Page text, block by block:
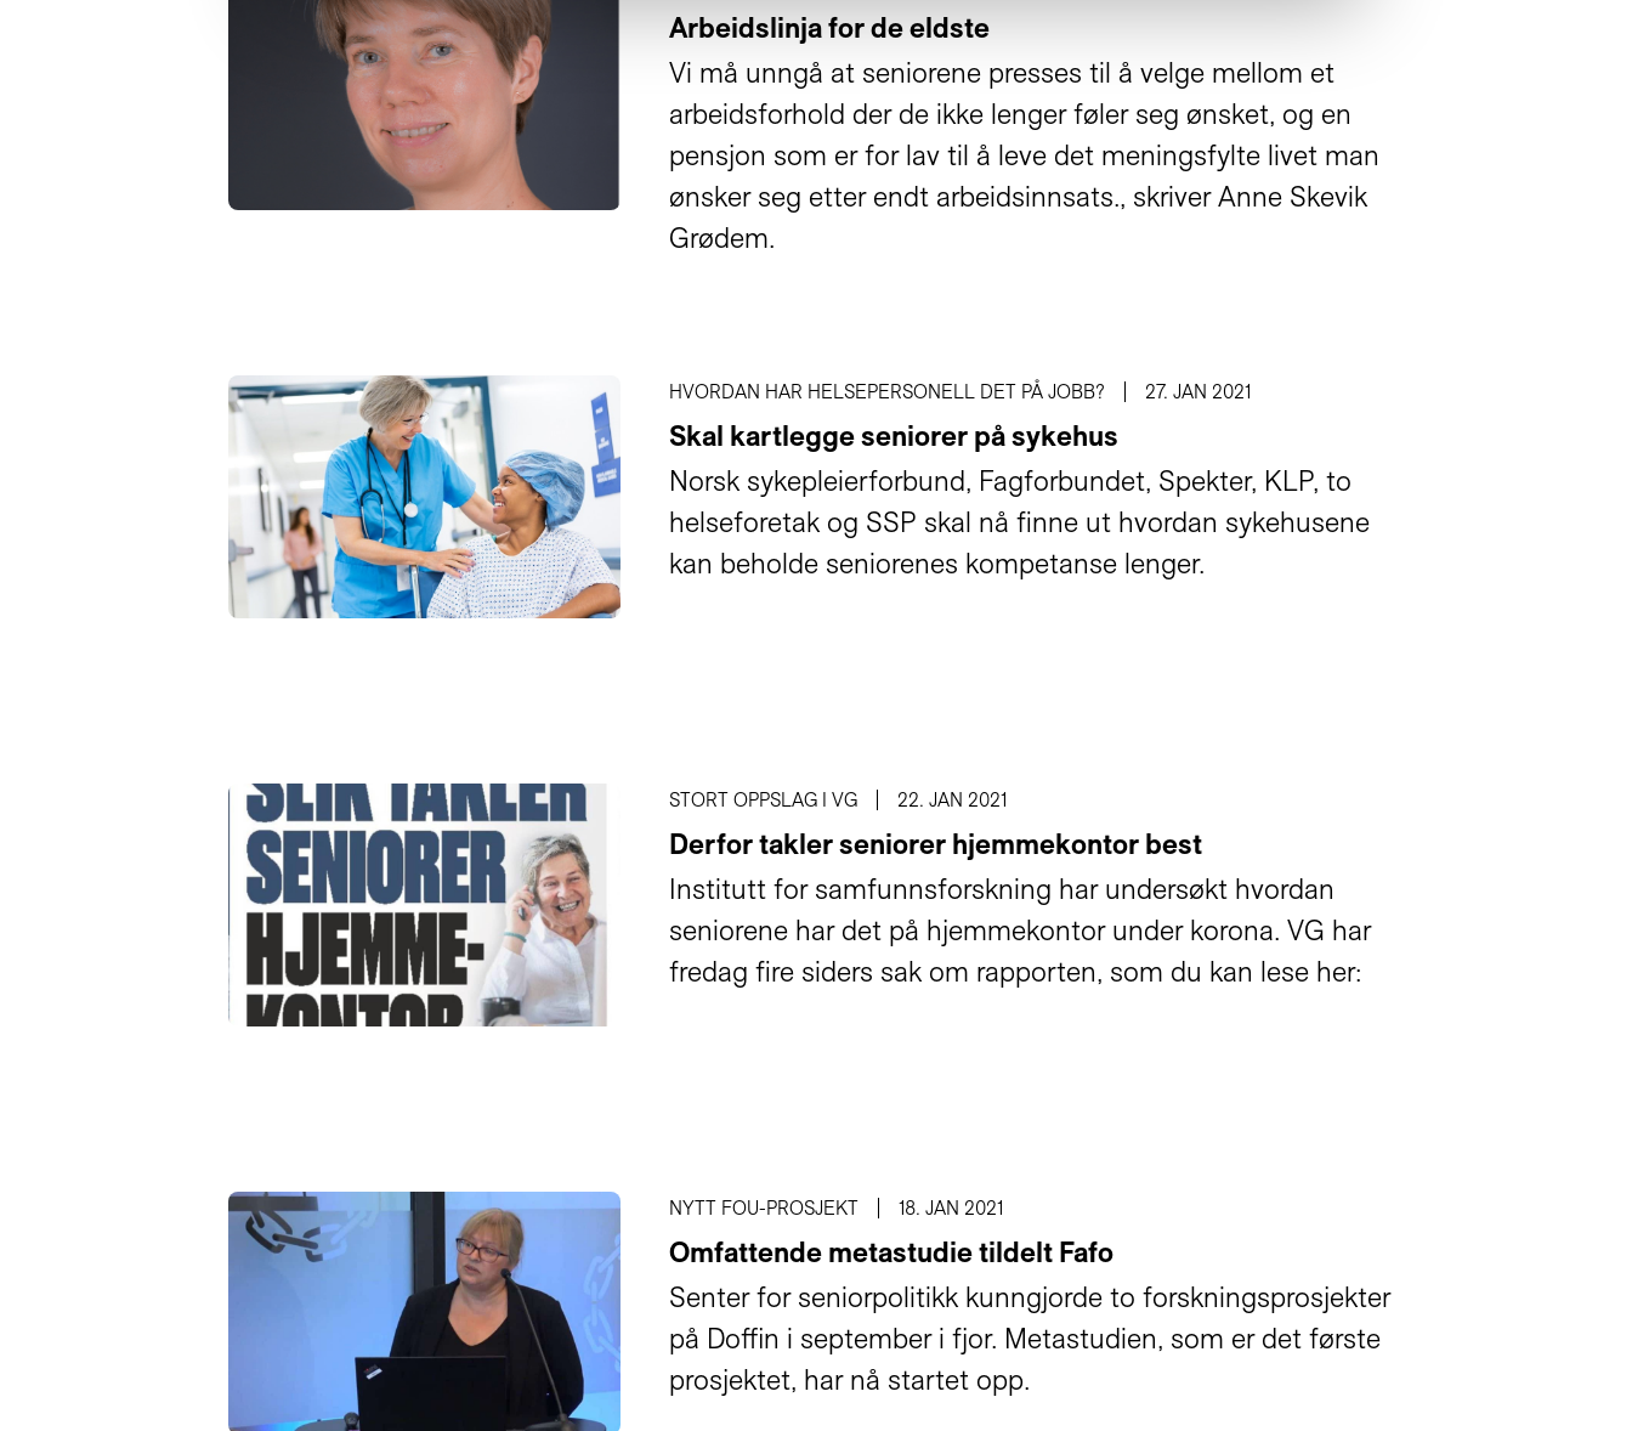
Arbeidslinja for de eldste
Vi må unngå at seniorene presses til å velge mellom et
arbeidsforhold der de ikke lenger føler seg ønsket, og en
pensjon som er for lav til å leve det meningsfylte livet man
ønsker seg etter endt arbeidsinnsats., skriver Anne Skevik
Grødem.
HVORDAN HAR HELSEPERSONELL DET PÅ JOBB? 27. JAN 2021
Skal kartlegge seniorer på sykehus
Norsk sykepleierforbund, Fagforbundet, Spekter, KLP, to
helseforetak og SSP skal nå finne ut hvordan sykehusene
kan beholde seniorenes kompetanse lenger.
STORT OPPSLAG I VG 22. JAN 2021
Derfor takler seniorer hjemmekontor best
Institutt for samfunnsforskning har undersøkt hvordan
seniorene har det på hjemmekontor under korona. VG har
fredag fire siders sak om rapporten, som du kan lese her:
NYTT FOU-PROSJEKT 18. JAN 2021
Omfattende metastudie tildelt Fafo
Senter for seniorpolitikk kunngjorde to forskningsprosjekter
på Doffin i september i fjor. Metastudien, som er det første
prosjektet, har nå startet opp.